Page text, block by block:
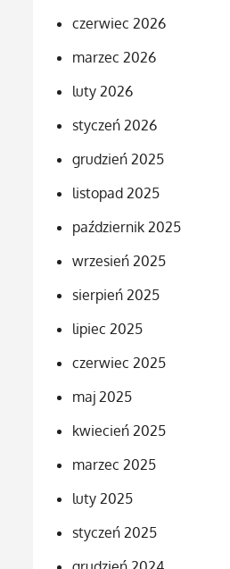
czerwiec 2026
marzec 2026
luty 2026
styczeń 2026
grudzień 2025
listopad 2025
październik 2025
wrzesień 2025
sierpień 2025
lipiec 2025
czerwiec 2025
maj 2025
kwiecień 2025
marzec 2025
luty 2025
styczeń 2025